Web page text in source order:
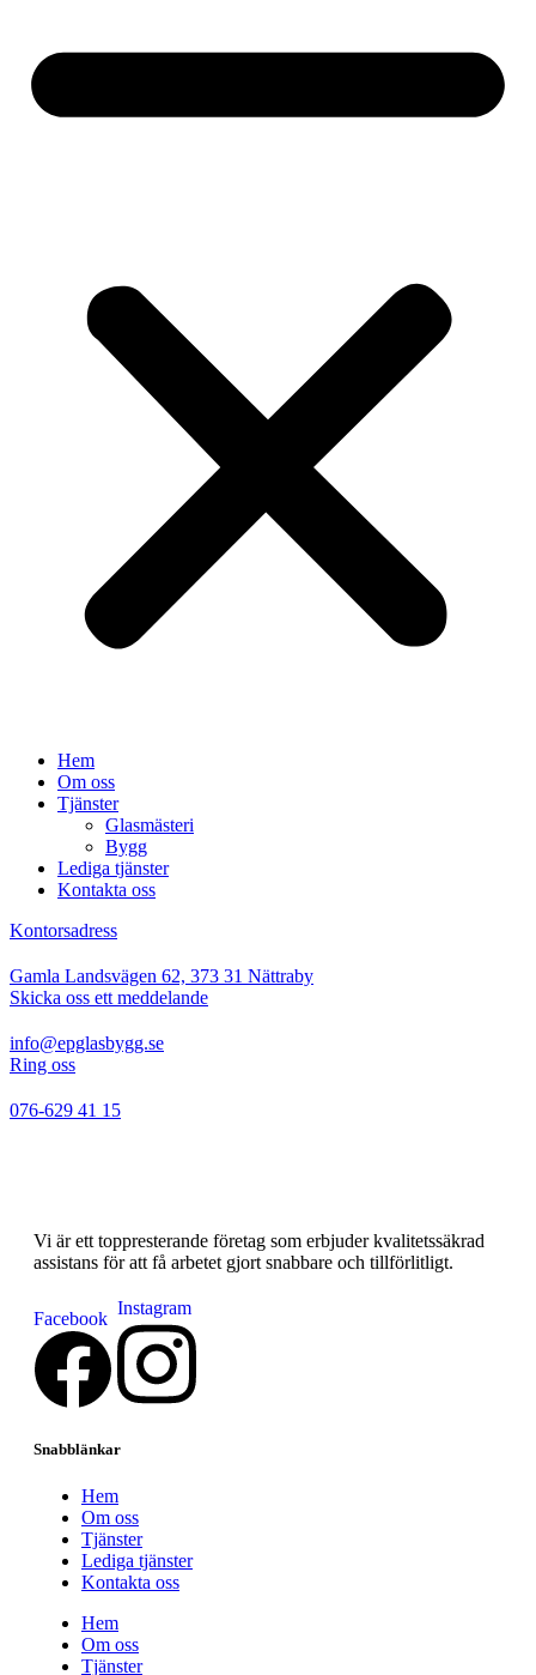
Hem
Om oss
Tjänster
Glasmästeri
Bygg
Lediga tjänster
Kontakta oss
Kontorsadress
Gamla Landsvägen 62, 373 31 Nättraby
Skicka oss ett meddelande
info@epglasbygg.se
Ring oss
076-629 41 15
Vi är ett toppresterande företag som erbjuder kvalitetssäkrad
assistans för att få arbetet gjort snabbare och tillförlitligt.
Facebook
Instagram
Snabblänkar
Hem
Om oss
Tjänster
Lediga tjänster
Kontakta oss
Hem
Om oss
Tjänster